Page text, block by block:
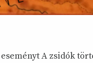
A zsidók